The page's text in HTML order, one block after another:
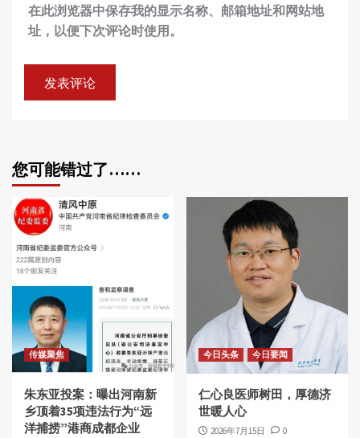
在此浏览器中保存我的显示名称、邮箱地址和网站地
址，以便下次评论时使用。
您可能错过了……
传媒聚焦
朱东亚投案：曝出河南新
乡顶着35项违法行为“远
洋捕捞”港商成都企业
今日头条 今日要闻
仁心良医师树田，厚德济
世暖人心
2026年7月15日 0